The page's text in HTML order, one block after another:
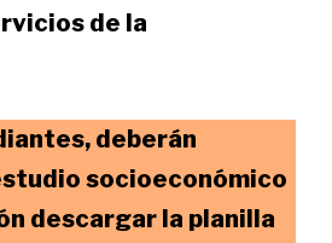
de la
deberán
socioeconómico
descargar la planilla